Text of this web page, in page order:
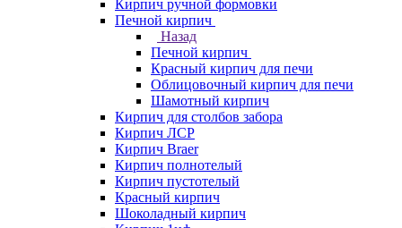
Кирпич ручной формовки
Печной кирпич
Назад
Печной кирпич
Красный кирпич для печи
Облицовочный кирпич для печи
Шамотный кирпич
Кирпич для столбов забора
Кирпич ЛСР
Кирпич Braer
Кирпич полнотелый
Кирпич пустотелый
Красный кирпич
Шоколадный кирпич